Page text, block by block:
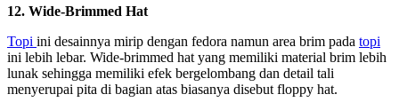
12. Wide-Brimmed Hat
Topi ini desainnya mirip dengan fedora namun area brim pada topi
ini lebih lebar. Wide-brimmed hat yang memiliki material brim lebih
lunak sehingga memiliki efek bergelombang dan detail tali
menyerupai pita di bagian atas biasanya disebut floppy hat.